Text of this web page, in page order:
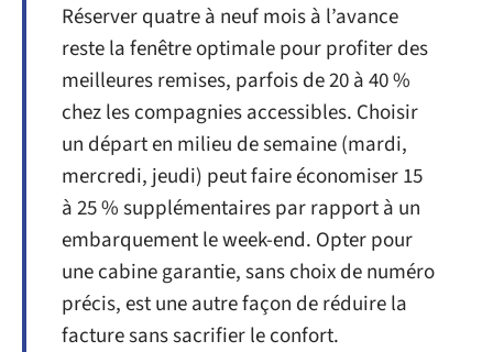
Réserver quatre à neuf mois à l’avance
reste la fenêtre optimale pour profiter des
meilleures remises, parfois de 20 à 40 %
chez les compagnies accessibles. Choisir
un départ en milieu de semaine (mardi,
mercredi, jeudi) peut faire économiser 15
à 25 % supplémentaires par rapport à un
embarquement le week-end. Opter pour
une cabine garantie, sans choix de numéro
précis, est une autre façon de réduire la
facture sans sacrifier le confort.